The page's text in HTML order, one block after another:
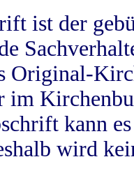
ist der
Original-
im
kann
wird